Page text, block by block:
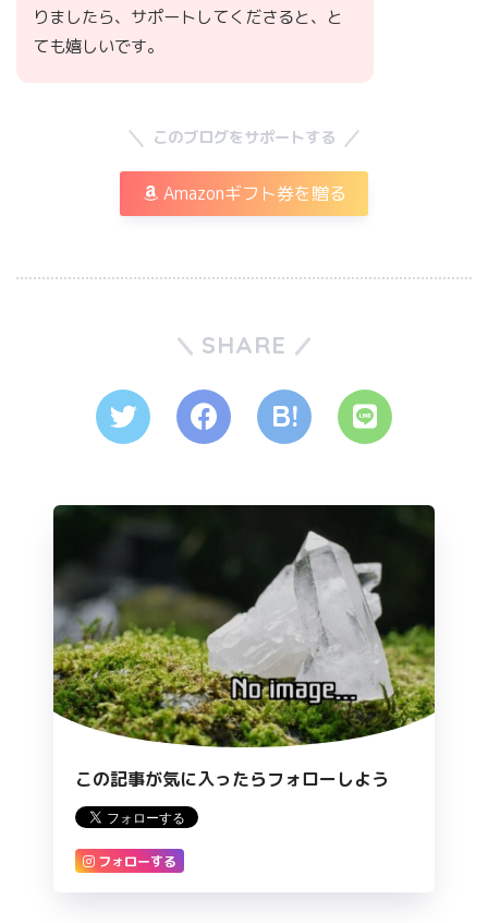
りましたら、サポートしてくださると、と
ても嬉しいです。
このブログをサポートする
Amazonギフト券を贈る
SHARE
この記事が気に入ったらフォローしよう
フォローする